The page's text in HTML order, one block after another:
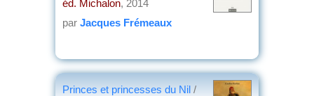
éd. Michalon, 2014
par Jacques Frémeaux
Princes et princesses du Nil /